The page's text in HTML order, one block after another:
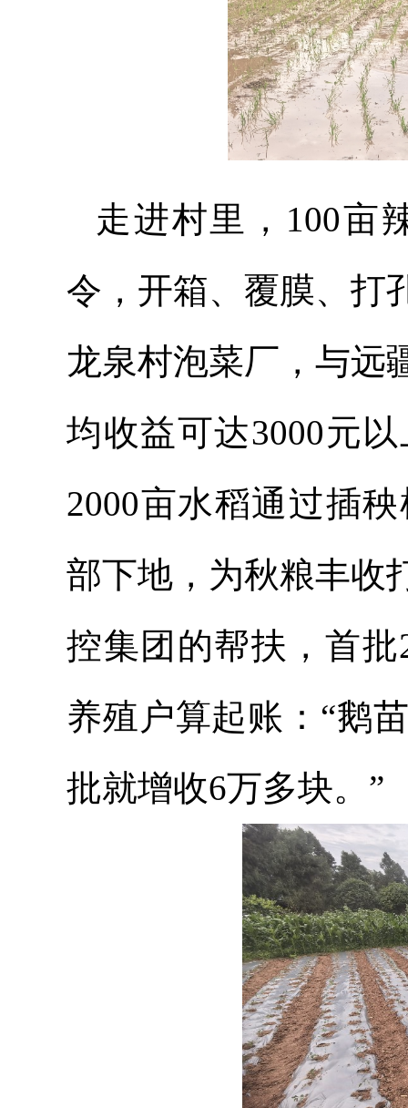
走进村里，100亩
令，开箱、覆膜、打
龙泉村泡菜厂，与远
均收益可达3000元
2000亩水稻通过插
部下地，为秋粮丰收
控集团的帮扶，首
养殖户算起账：“鹅
批就增收6万多块。”